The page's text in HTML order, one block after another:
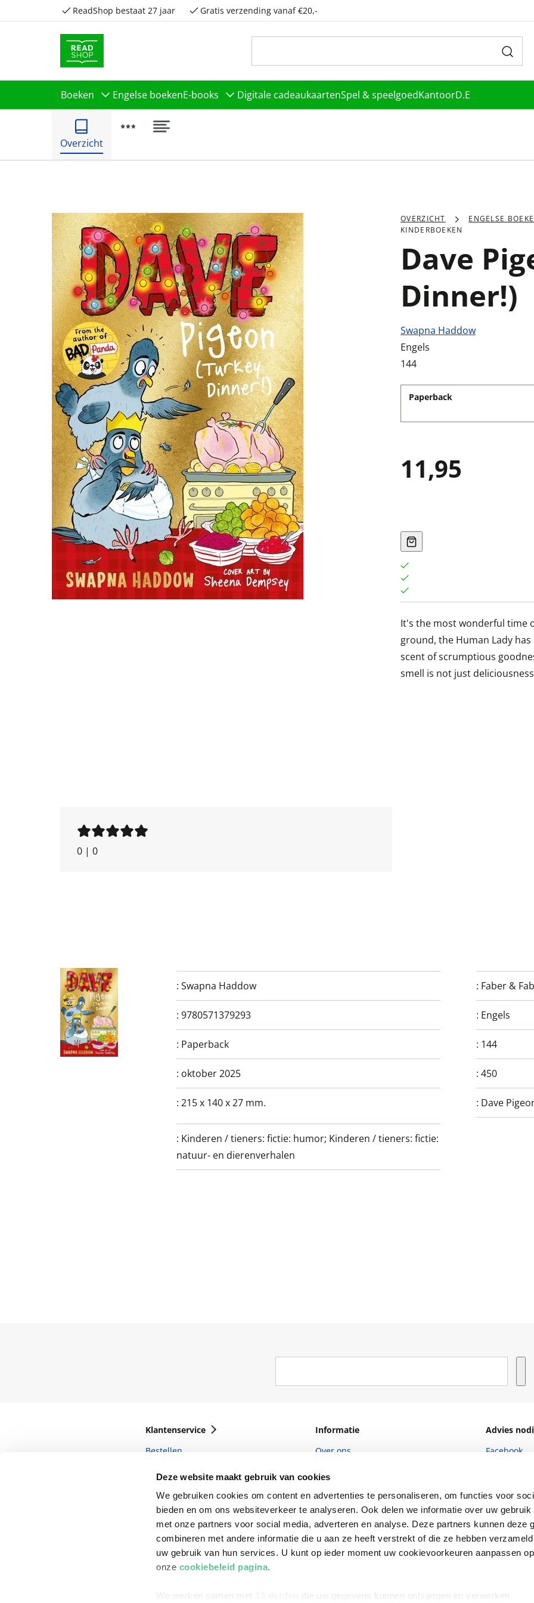
Deze website maakt gebruik van cookies
We gebruiken cookies om content en advertenties te personaliseren, om functies voor
bieden en om ons websiteverkeer te analyseren. Ook delen we informatie over uw
met onze partners voor social media, adverteren en analyse. Deze partners kunnen deze
combineren met andere informatie die u aan ze heeft verstrekt of die ze hebben
uw gebruik van hun services. U kunt op ieder moment uw cookievoorkeuren aanpassen op
onze cookiebeleid pagina.
We werken samen met 13 derden die uw gegevens kunnen ontvangen en verwerken.
ReadShop bestaat 27 jaar Gratis verzending vanaf €20,-
Boeken Engelse boekenE-books Digitale cadeaukaartenSpel & speelgoedKantoorD.E
Overzicht
OVERZICHT
ENGELSE
KINDERBOEKEN
Dave
Dinner!)
Swapna Haddow
Engels
144
Paperback
11,95
It's the most wonderful time
ground, the Human Lady
scent of scrumptious
smell is not just
0 | 0
: Swapna Haddow : Faber &
: 9780571379293 : Engels
: Paperback : 144
: oktober 2025 :450
: 215 x 140 x 27 mm. : Dave
: Kinderen / tieners: fictie: humor; Kinderen / tieners: fictie:
natuur- en dierenverhalen
Klantenservice
Bestellen
Bezorging
Betalen
Retourneren
Veelgestelde vragen
Informatie
Over ons
Vacatures
Winkels en openingstijden
Cadeaukaart
Ondernemer worden
Vulnerability Disclosure policy
Advies
Facebook
088 - 133